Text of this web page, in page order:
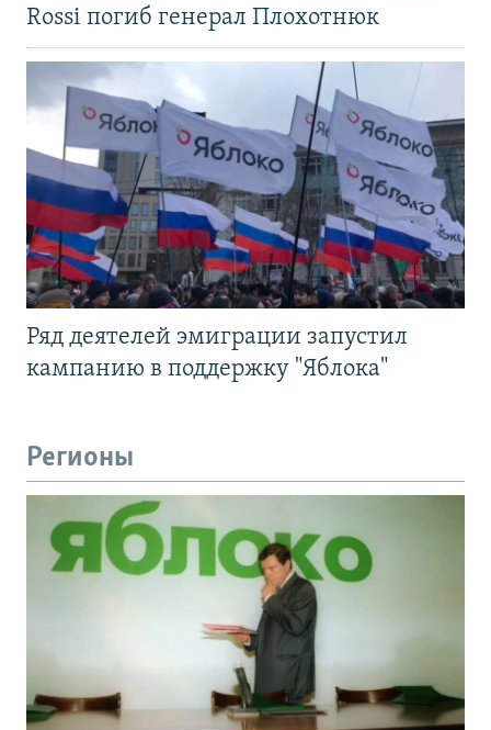
Rossi погиб генерал Плохотнюк
Ряд деятелей эмиграции запустил
кампанию в поддержку "Яблока"
Регионы